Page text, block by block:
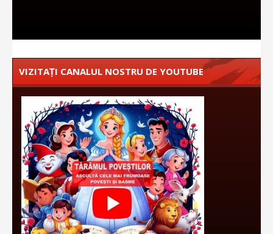
VIZITAȚI CANALUL NOSTRU DE YOUTUBE